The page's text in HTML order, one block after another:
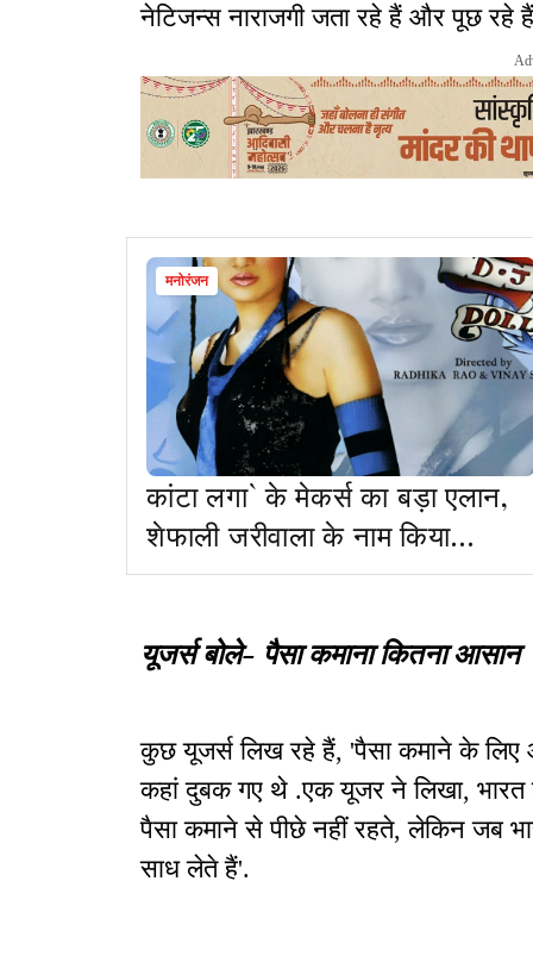
नेटिजन्स नाराजगी जता रहे हैं और पूछ रहे
मनोरंजन
कांटा लगा` के मेकर्स का बड़ा एलान,
शेफाली जरीवाला के नाम किया
गाना,कहां - नहीं बनेगा इसका सीक्वल
यूजर्स बोले- पैसा कमाना कितना आसान
कुछ यूजर्स लिख रहे हैं, 'पैसा कमाने के लिए
कहां दुबक गए थे .एक यूजर ने लिखा, भारत
पैसा कमाने से पीछे नहीं रहते, लेकिन जब
साध लेते हैं'.